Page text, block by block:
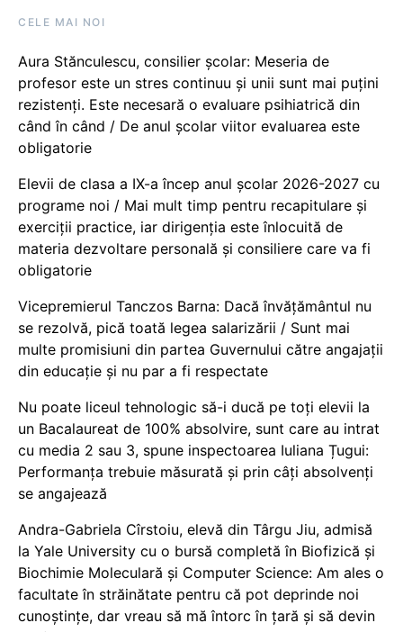
CELE MAI NOI
Aura Stănculescu, consilier școlar: Meseria de
profesor este un stres continuu și unii sunt mai puțini
rezistenți. Este necesară o evaluare psihiatrică din
când în când / De anul școlar viitor evaluarea este
obligatorie
Elevii de clasa a IX-a încep anul școlar 2026-2027 cu
programe noi / Mai mult timp pentru recapitulare și
exerciții practice, iar dirigenția este înlocuită de
materia dezvoltare personală și consiliere care va fi
obligatorie
Vicepremierul Tanczos Barna: Dacă învățământul nu
se rezolvă, pică toată legea salarizării / Sunt mai
multe promisiuni din partea Guvernului către angajații
din educație și nu par a fi respectate
Nu poate liceul tehnologic să-i ducă pe toți elevii la
un Bacalaureat de 100% absolvire, sunt care au intrat
cu media 2 sau 3, spune inspectoarea Iuliana Țugui:
Performanța trebuie măsurată și prin câți absolvenți
se angajează
Andra-Gabriela Cîrstoiu, elevă din Târgu Jiu, admisă
la Yale University cu o bursă completă în Biofizică și
Biochimie Moleculară și Computer Science: Am ales o
facultate în străinătate pentru că pot deprinde noi
cunoștințe, dar vreau să mă întorc în țară și să devin